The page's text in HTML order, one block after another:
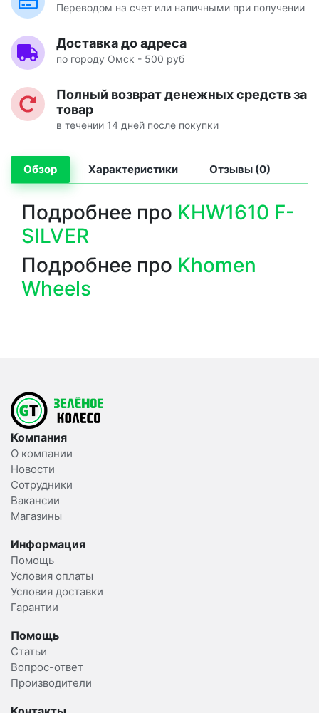
Переводом на счет или наличными при получении
Доставка до адреса
по городу Омск - 500 руб
Полный возврат денежных средств за
товар
в течении 14 дней после покупки
Обзор Характеристики Отзывы (0)
Подробнее про KHW1610 F-
SILVER
Подробнее про Khomen
Wheels
Компания
О компании
Новости
Сотрудники
Вакансии
Магазины
Информация
Помощь
Условия оплаты
Условия доставки
Гарантии
Помощь
Статьи
Вопрос-ответ
Производители